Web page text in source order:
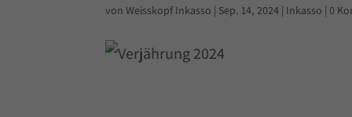
vonWeisskopf Inkasso | Sep. 14, 2024 | Inkasso |0